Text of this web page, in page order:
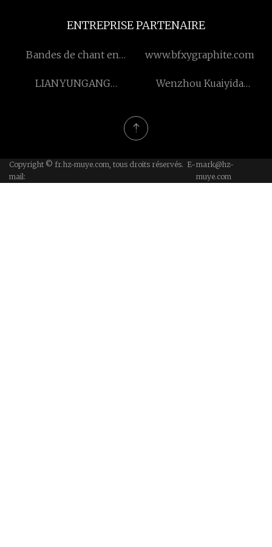
ENTREPRISE PARTENAIRE
Bandes de chant en
www.bfxygraphite.com
LIANYUNGANG
Wenzhou Kuaiyida
Copyright © fr.hz-muye.com, tous droits réservés. E-
mail:
mark@hz-
muye.com